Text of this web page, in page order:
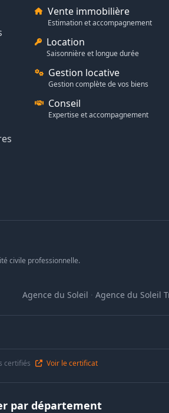
Vente immobilière
Estimation et accompagnement
Location
Saisonnière et longue durée
Gestion locative
Gestion complète de vos biens
Conseil
Expertise et accompagnement
civile professionnelle.
Agence du Soleil · Agence du Soleil
certifiés Voir le certificat
par département